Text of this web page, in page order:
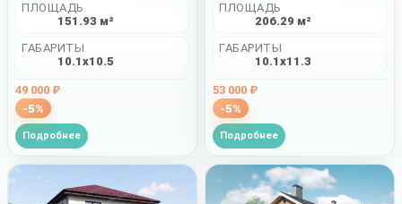
ПЛОЩАДЬ
151.93 м²
ГАБАРИТЫ
10.1x10.5
49 000 ₽
-5%
Подробнее
ПЛОЩАДЬ
206.29 м²
ГАБАРИТЫ
10.1x11.3
53 000 ₽
-5%
Подробнее